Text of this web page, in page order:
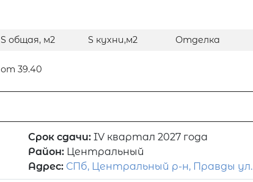
S общая, м2 S кухни,м2 Отделка
от 39.40
Срок сдачи: IV квартал 2027 года
Район: Центральный
Адрес: СПб, Центральный р-н, Правды ул.